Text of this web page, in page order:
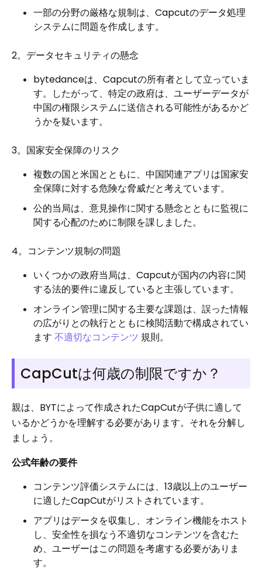
一部の分野の厳格な規制は、Capcutのデータ処理
システムに問題を作成します。
2。データセキュリティの懸念
bytedanceは、Capcutの所有者として立っていま
す。したがって、特定の政府は、ユーザーデータが
中国の権限システムに送信される可能性があるかど
うかを疑います。
3。国家安全保障のリスク
複数の国と米国とともに、中国関連アプリは国家安
全保障に対する危険な脅威だと考えています。
公的当局は、意見操作に関する懸念とともに監視に
関する心配のために制限を課しました。
4。コンテンツ規制の問題
いくつかの政府当局は、Capcutが国内の内容に関
する法的要件に違反していると主張しています。
オンライン管理に関する主要な課題は、誤った情報
の広がりとの執行とともに検閲活動で構成されてい
ます 不適切なコンテンツ 規則。
CapCutは何歳の制限ですか？
親は、BYTによって作成されたCapCutが子供に適して
いるかどうかを理解する必要があります。それを分解し
ましょう。
公式年齢の要件
コンテンツ評価システムには、13歳以上のユーザー
に適したCapCutがリストされています。
アプリはデータを収集し、オンライン機能をホスト
し、安全性を損なう不適切なコンテンツを含むた
め、ユーザーはこの問題を考慮する必要がありま
す。